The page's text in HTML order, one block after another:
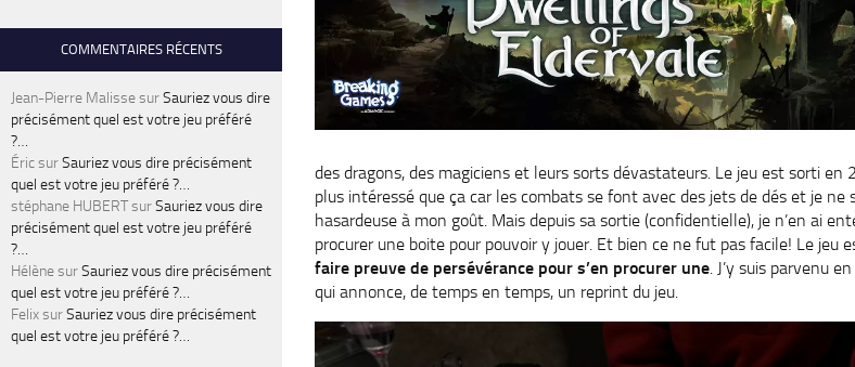
des dragons, des magiciens et leurs sorts dévastateurs. Le jeu est sorti en
plus intéressé que ça car les combats se font avec des jets de dés et je
hasardeuse à mon goût. Mais depuis sa sortie (confidentielle), je n’en ai
procurer une boite pour pouvoir y jouer. Et bien ce ne fut pas facile! Le jeu
faire preuve de persévérance pour s’en procurer une. J’y suis parvenu
qui annonce, de temps en temps, un reprint du jeu.
COMMENTAIRES RÉCENTS
Jean-Pierre MalissesurSauriez vous dire
précisément quel est votre jeu préféré
?…
ÉricsurSauriez vous dire précisément
quel est votre jeu préféré ?…
stéphane HUBERTsurSauriez vous dire
précisément quel est votre jeu préféré
?…
HélènesurSauriez vous dire précisément
quel est votre jeu préféré ?…
FelixsurSauriez vous dire précisément
quel est votre jeu préféré ?…